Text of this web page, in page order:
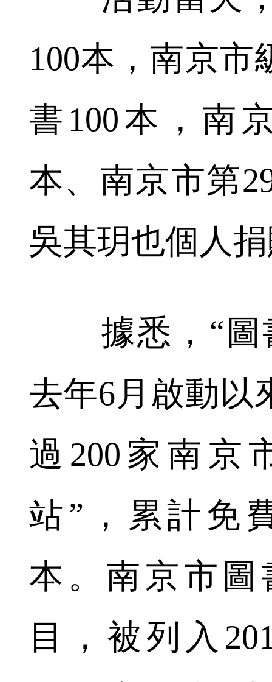
100本，南京市
書100本，南
本、南京市第
吳其玥也個人
據悉，“圖
去年6月啟動以
過200家南京
站”，累計免
本。南京市圖
目，被列入